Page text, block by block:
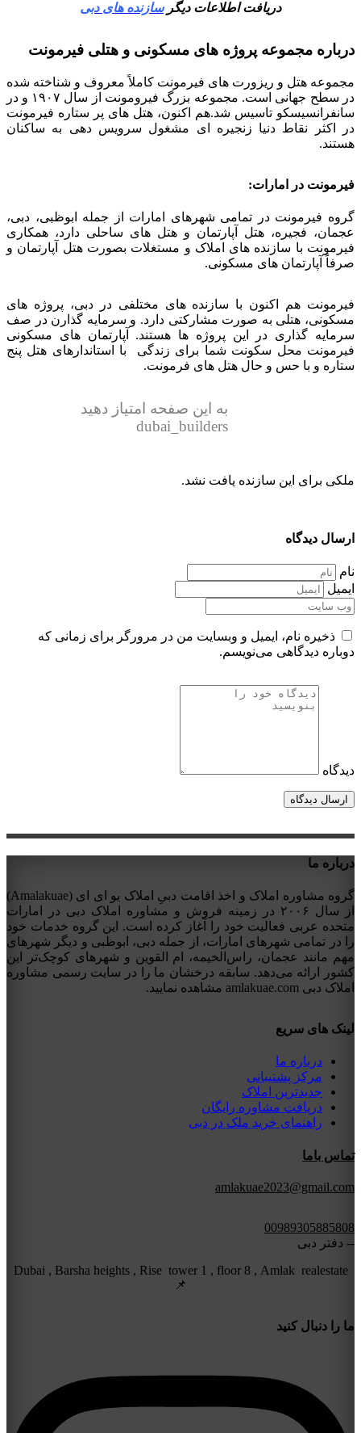
دریافت اطلاعات دیگرسازنده های دبی
درباره مجموعه پروژه های مسکونی و هتلی فیرمونت
مجموعه هتل و ریزورت های فیرمونت کاملاً معروف و شناخته شده
در سطح جهانی است. مجموعه بزرگ فیرومونت از سال ۱۹۰۷ و در
سانفرانسیسکو تاسیس شد.هم اکنون، هتل های پر ستاره فیرمونت
در اکثر نقاط دنیا زنجیره ای مشغول سرویس دهی به ساکنان
هستند.
فیرمونت در امارات:
گروه فیرمونت در تمامی شهرهای امارات از جمله ابوظبی، دبی،
عجمان، فجیره، هتل آپارتمان و هتل های ساحلی دارد، همکاری
فیرمونت با سازنده های املاک و مستغلات بصورت هتل آپارتمان و
صرفاً آپارتمان های مسکونی.
فیرمونت هم اکنون با سازنده های مختلفی در دبی، پروژه های
مسکونی، هتلی به صورت مشارکتی دارد. و سرمایه گذارن در صف
سرمایه گذاری در این پروژه ها هستند. آپارتمان های مسکونی
فیرمونت محل سکونت شما برای زندگی با استاندارهای هتل پنج
ستاره و با حس و حال هتل های فرمونت.
به این صفحه امتیاز دهید
dubai_builders
ملکی برای این سازنده یافت نشد.
ارسال دیدگاه
نام
ایمیل
ذخیره نام، ایمیل و وبسایت من در مرورگر برای زمانی که
دوباره دیدگاهی می‌نویسم.
دیدگاه
درباره ما
گروه مشاوره املاک و اخذ اقامت دبیِ املاک یو ای ای (Amalakuae)
از سال ۲۰۰۶ در زمینه فروش و مشاوره املاک دبی در امارات
متحده عربی فعالیت خود را آغاز کرده است. این گروه خدمات خود
را در تمامی شهرهای امارات، از جمله دبی، ابوظبی و دیگر شهرهای
مهم مانند عجمان، راس‌الخیمه، ام القوین و شهرهای کوچک‌تر این
کشور ارائه می‌دهد. سابقه درخشان ما را در سایت رسمی مشاوره
املاک دبی amlakuae.com مشاهده نمایید.
لینک های سریع
درباره ما
مرکز پشتیبانی
جدیدترین املاک
دریافت مشاوره رایگان
راهنمای خرید ملک در دبی
تماس باما
amlakuae2023@gmail.com
00989305885808
-- دفتر دبی
Dubai , Barsha heights , Rise tower 1 , floor 8 , Amlak realestate
📌
ما را دنبال کنید